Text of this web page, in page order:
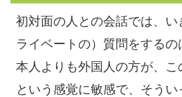
初対面の人との会話では、
ライベートの）質問をする
本人よりも外国人の方が、こ
という感覚に敏感で、そう